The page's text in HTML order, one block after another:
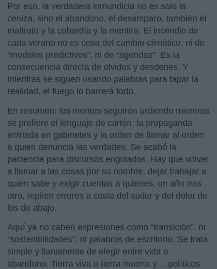
Por eso, la verdadera inmundicia no es solo la
ceniza, sino el abandono, el desamparo, también el
maltrato y la cobardía y la mentira. El incendio de
cada verano no es cosa del cambio climático, ni de
“modelos predictivos”, ni de “agendas”. Es la
consecuencia directa de olvidos y desdenes. Y
mientras se siguen usando palabras para tapar la
realidad, el fuego lo barrerá todo.
En resumen: los montes seguirán ardiendo mientras
se prefiere el lenguaje de cartón, la propaganda
enfriada en gabinetes y la orden de llamar al orden
a quien denuncia las verdades. Se acabó la
paciencia para discursos engolados. Hay que volver
a llamar a las cosas por su nombre, dejar trabajar a
quien sabe y exigir cuentas a quienes, un año tras
otro, repiten errores a costa del sudor y del dolor de
los de abajo.
Aquí ya no caben expresiones como “transición”, ni
“sostenibilidades”, ni palabros de escritorio. Se trata
simple y llanamente de elegir entre vida o
abandono. Tierra viva o tierra muerta y… políticos